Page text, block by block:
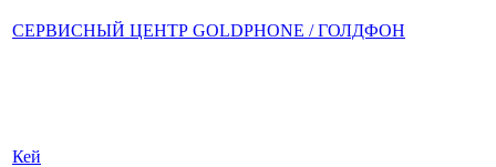
СЕРВИСНЫЙ ЦЕНТР GOLDPHONE / ГОЛДФОН
Кей